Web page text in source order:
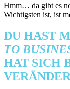
Hmm… da gibt es
Wichtigsten ist, ist
DU HAST
TO
HAT SICH